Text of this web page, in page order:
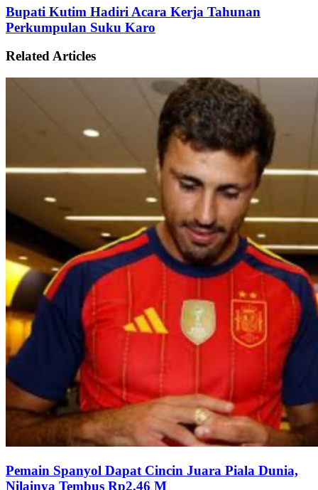
Bupati Kutim Hadiri Acara Kerja Tahunan
Perkumpulan Suku Karo
Related Articles
Pemain Spanyol Dapat Cincin Juara Piala Dunia,
Nilainya Tembus Rp2,46 M